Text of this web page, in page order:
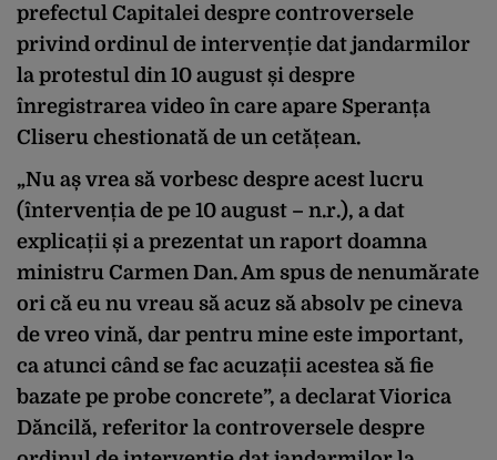
prefectul Capitalei despre controversele
privind ordinul de intervenție dat jandarmilor
la protestul din 10 august și despre
înregistrarea video în care apare Speranța
Cliseru chestionată de un cetățean.
„Nu aș vrea să vorbesc despre acest lucru
(întervenția de pe 10 august – n.r.), a dat
explicații și a prezentat un raport doamna
ministru Carmen Dan. Am spus de nenumărate
ori că eu nu vreau să acuz să absolv pe cineva
de vreo vină, dar pentru mine este important,
ca atunci când se fac acuzații acestea să fie
bazate pe probe concrete”, a declarat Viorica
Dăncilă, referitor la controversele despre